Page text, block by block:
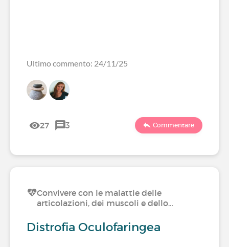
Ultimo commento: 24/11/25
27 3 Commentare
Convivere con le malattie delle
articolazioni, dei muscoli e dello…
Distrofia Oculofaringea